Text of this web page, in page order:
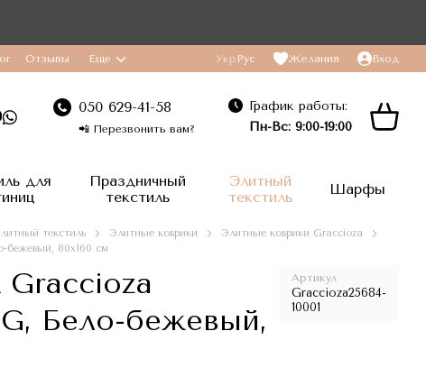
Отзывы Еще Укр Рус Желания Вход
050 629-41-58
📲 Перезвонить вам?
График работы:
Пн-Вс: 9:00-19:00
для
Праздничный
текстиль
Элитный
текстиль
Шарфы
текстиль Элитные коврики
Элитные коврики Graccioza
бежевый, 80x160 см
Бело-бежевый,
Артикул
Graccioza25684-
10001